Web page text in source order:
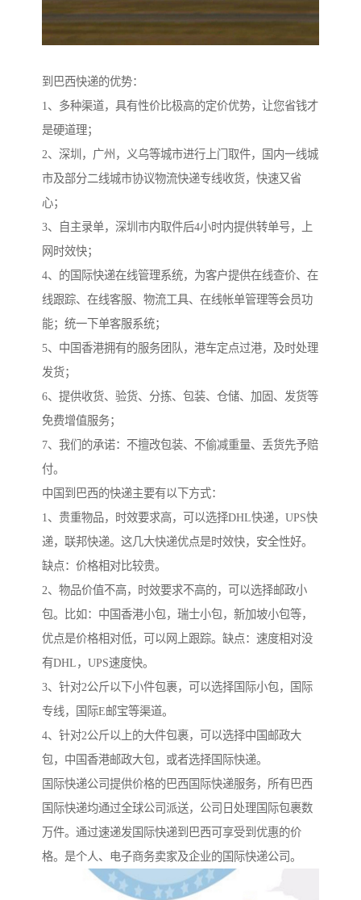
到巴西快递的优势：
1、多种渠道，具有性价比极高的定价优势，让您省钱才
是硬道理；
2、深圳，广州，义乌等城市进行上门取件，国内一线城
市及部分二线城市协议物流快递专线收货，快速又省
心；
3、自主录单，深圳市内取件后4小时内提供转单号，上
网时效快；
4、的国际快递在线管理系统，为客户提供在线查价、在
线跟踪、在线客服、物流工具、在线帐单管理等会员功
能；统一下单客服系统；
5、中国香港拥有的服务团队，港车定点过港，及时处理
发货；
6、提供收货、验货、分拣、包装、仓储、加固、发货等
免费增值服务；
7、我们的承诺：不擅改包装、不偷减重量、丢货先予赔
付。
中国到巴西的快递主要有以下方式：
1、贵重物品，时效要求高，可以选择DHL快递，UPS快
递，联邦快递。这几大快递优点是时效快，安全性好。
缺点：价格相对比较贵。
2、物品价值不高，时效要求不高的，可以选择邮政小
包。比如：中国香港小包，瑞士小包，新加坡小包等，
优点是价格相对低，可以网上跟踪。缺点：速度相对没
有DHL，UPS速度快。
3、针对2公斤以下小件包裹，可以选择国际小包，国际
专线，国际E邮宝等渠道。
4、针对2公斤以上的大件包裹，可以选择中国邮政大
包，中国香港邮政大包，或者选择国际快递。
国际快递公司提供价格的巴西国际快递服务，所有巴西
国际快递均通过全球公司派送，公司日处理国际包裹数
万件。通过速递发国际快递到巴西可享受到优惠的价
格。是个人、电子商务卖家及企业的国际快递公司。